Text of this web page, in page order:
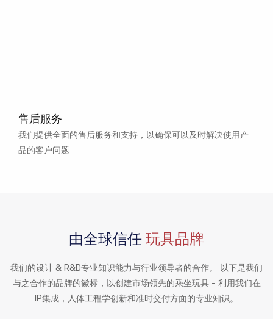
售后服务
我们提供全面的售后服务和支持，以确保可以及时解决使用产
品的客户问题
由全球信任玩具品牌
我们的设计 & R&D专业知识能力与行业领导者的合作。 以下是我们
与之合作的品牌的徽标，以创建市场领先的乘坐玩具 - 利用我们在
IP集成，人体工程学创新和准时交付方面的专业知识。